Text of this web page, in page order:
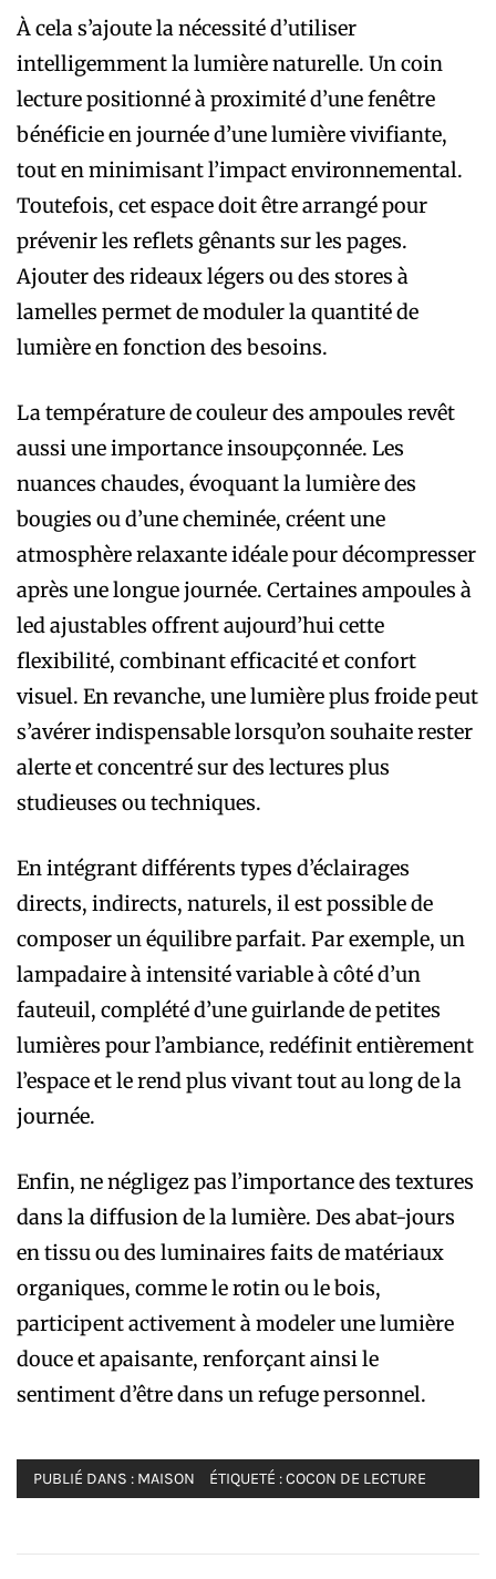
À cela s’ajoute la nécessité d’utiliser
intelligemment la lumière naturelle. Un coin
lecture positionné à proximité d’une fenêtre
bénéficie en journée d’une lumière vivifiante,
tout en minimisant l’impact environnemental.
Toutefois, cet espace doit être arrangé pour
prévenir les reflets gênants sur les pages.
Ajouter des rideaux légers ou des stores à
lamelles permet de moduler la quantité de
lumière en fonction des besoins.
La température de couleur des ampoules revêt
aussi une importance insoupçonnée. Les
nuances chaudes, évoquant la lumière des
bougies ou d’une cheminée, créent une
atmosphère relaxante idéale pour décompresser
après une longue journée. Certaines ampoules à
led ajustables offrent aujourd’hui cette
flexibilité, combinant efficacité et confort
visuel. En revanche, une lumière plus froide peut
s’avérer indispensable lorsqu’on souhaite rester
alerte et concentré sur des lectures plus
studieuses ou techniques.
En intégrant différents types d’éclairages
directs, indirects, naturels, il est possible de
composer un équilibre parfait. Par exemple, un
lampadaire à intensité variable à côté d’un
fauteuil, complété d’une guirlande de petites
lumières pour l’ambiance, redéfinit entièrement
l’espace et le rend plus vivant tout au long de la
journée.
Enfin, ne négligez pas l’importance des textures
dans la diffusion de la lumière. Des abat-jours
en tissu ou des luminaires faits de matériaux
organiques, comme le rotin ou le bois,
participent activement à modeler une lumière
douce et apaisante, renforçant ainsi le
sentiment d’être dans un refuge personnel.
PUBLIÉ DANS : MAISON ÉTIQUETÉ :COCON DE LECTURE